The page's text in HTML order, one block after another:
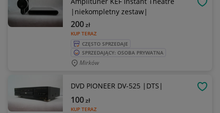
|niekompletny zestaw|
KUP TERAZ
200zł
CZĘSTO SPRZEDAJE
SPRZEDAJĄCY: OSOBA PRYWATNA
Mirków
DVD PIONEER DV-525 |DTS|
KUP TERAZ
100zł